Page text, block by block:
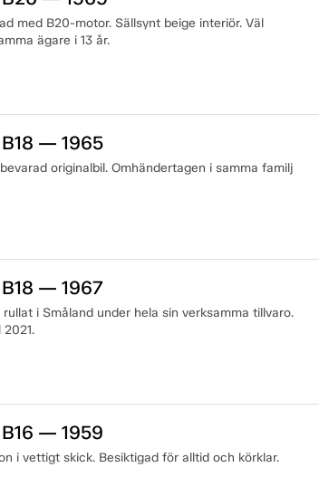
med B20-motor. Sällsynt beige interiör. Väl
ägare i 13 år.
B18 — 1965
originalbil. Omhändertagen i samma familj
B18 — 1967
i Småland under hela sin verksamma tillvaro.
B16 — 1959
i vettigt skick. Besiktigad för alltid och körklar.